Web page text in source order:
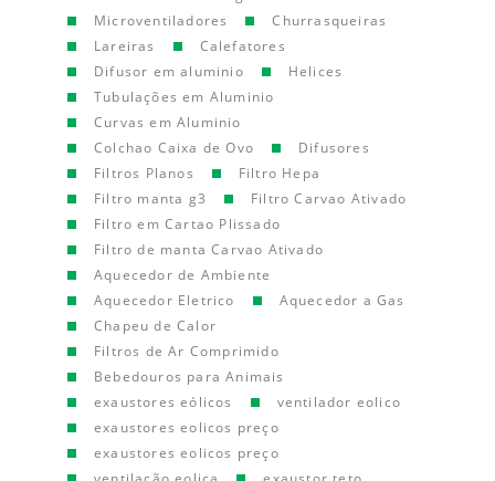
Microventiladores
Churrasqueiras
Lareiras
Calefatores
Difusor em aluminio
Helices
Tubulações em Aluminio
Curvas em Aluminio
Colchao Caixa de Ovo
Difusores
Filtros Planos
Filtro Hepa
Filtro manta g3
Filtro Carvao Ativado
Filtro em Cartao Plissado
Filtro de manta Carvao Ativado
Aquecedor de Ambiente
Aquecedor Eletrico
Aquecedor a Gas
Chapeu de Calor
Filtros de Ar Comprimido
Bebedouros para Animais
exaustores eólicos
ventilador eolico
exaustores eolicos preço
exaustores eolicos preço